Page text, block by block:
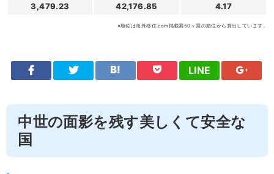
3,479.23 42,176.85 4.17
※順位は海外移住.com掲載国50ヶ国の順位から算出しています。
LINE
中世の面影を残す美しくて安全な
国